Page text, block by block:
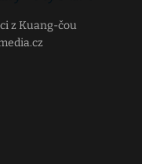
z Kuang-čou